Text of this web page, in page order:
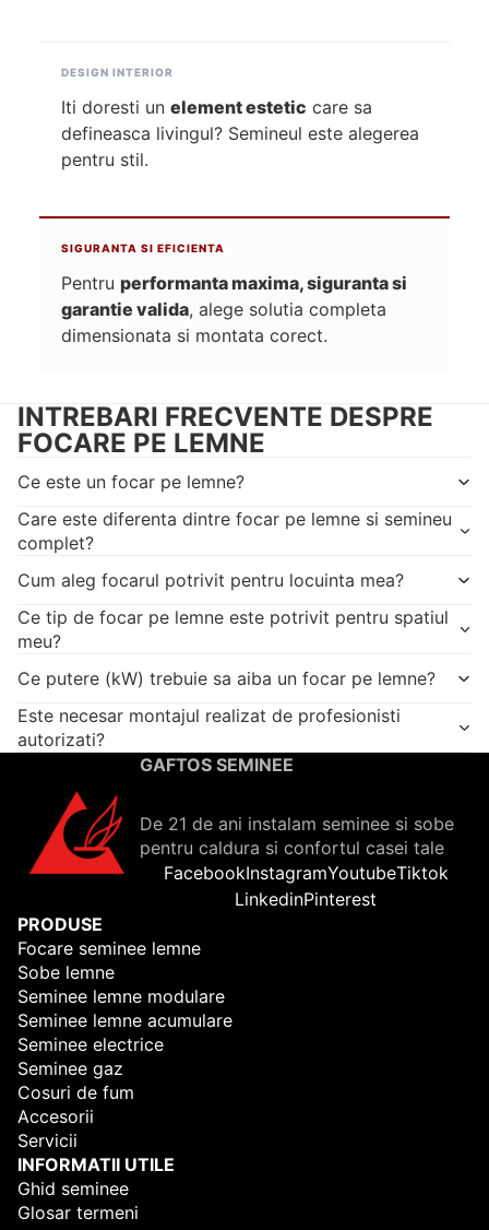
DESIGN INTERIOR
Iti doresti un element estetic care sa
defineasca livingul? Semineul este alegerea
pentru stil.
SIGURANTA SI EFICIENTA
Pentru performanta maxima, siguranta si
garantie valida, alege solutia completa
dimensionata si montata corect.
INTREBARI FRECVENTE DESPRE
FOCARE PE LEMNE
Ce este un focar pe lemne?
Care este diferenta dintre focar pe lemne si semineu
complet?
Cum aleg focarul potrivit pentru locuinta mea?
Ce tip de focar pe lemne este potrivit pentru spatiul
meu?
Ce putere (kW) trebuie sa aiba un focar pe lemne?
Este necesar montajul realizat de profesionisti
autorizati?
GAFTOS SEMINEE
De 21 de ani instalam seminee si sobe
pentru caldura si confortul casei tale
FacebookInstagramYoutubeTiktok
LinkedinPinterest
PRODUSE
Focare seminee lemne
Sobe lemne
Seminee lemne modulare
Seminee lemne acumulare
Seminee electrice
Seminee gaz
Cosuri de fum
Accesorii
Servicii
INFORMATII UTILE
Ghid seminee
Glosar termeni